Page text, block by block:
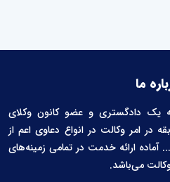
ما
یک دادگستری و عضو کانون وکلای
در امر وکالت در انواع دعاوی اعم از
آماده ارائه خدمت در تمامی زمینه‌های
می‌باشد.